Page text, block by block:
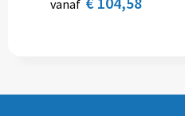
vanaf